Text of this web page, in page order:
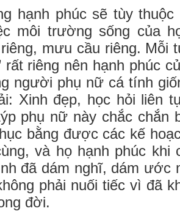
hạnh phúc sẽ tùy
môi trường sống của
mưu cầu riêng. Mỗi
rất riêng nên hạnh phúc
người phụ nữ cá tính
Xinh đẹp, học hỏi liên
phụ nữ này chắc chắn
bằng được các kế
và họ hạnh phúc khi
đã dám nghĩ, dám ước
phải nuối tiếc vì đã
đời.